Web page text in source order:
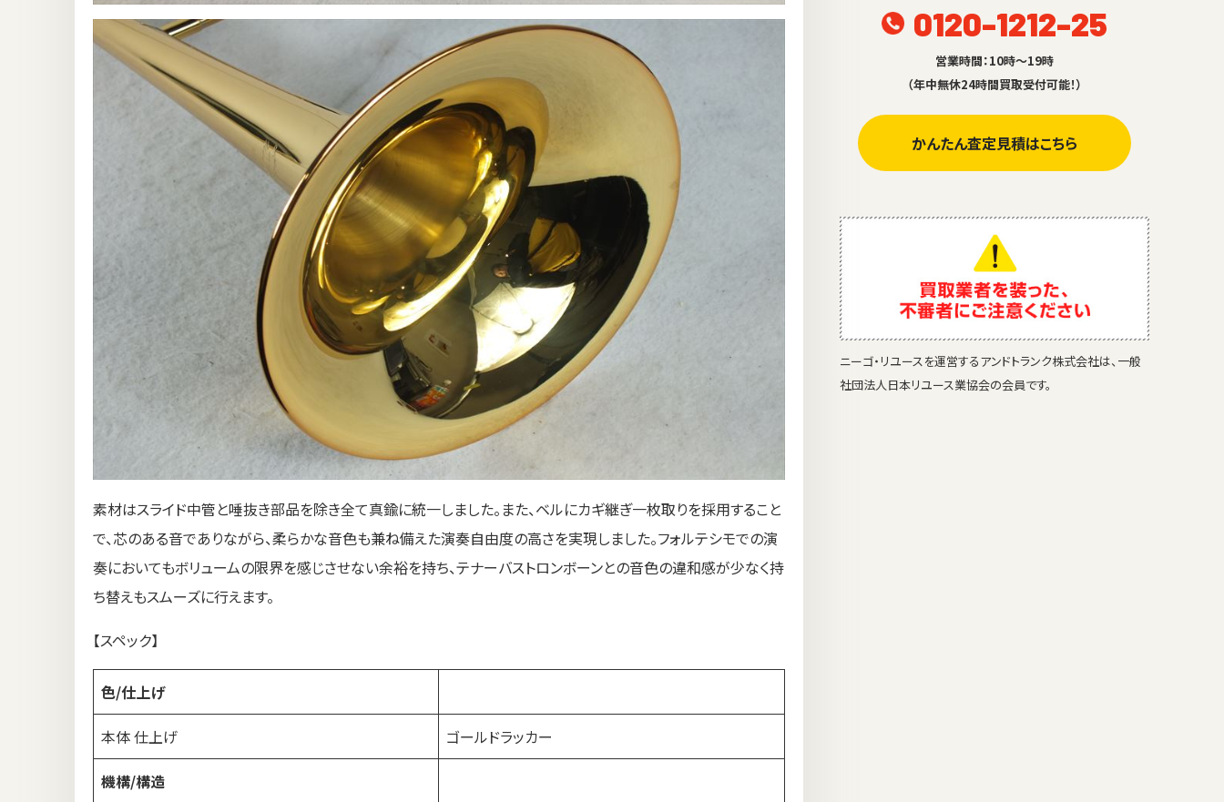
素材はスライド中管と唾抜き部品を除き全て真鍮に統一しました。また、ベルにカギ継ぎ一枚取りを採用すること
で、芯のある音でありながら、柔らかな音色も兼ね備えた演奏自由度の高さを実現しました。フォルテシモでの演
奏においてもボリュームの限界を感じさせない余裕を持ち、テナーバストロンボーンとの音色の違和感が少なく持
ち替えもスムーズに行えます。
【スペック】
色/仕上げ
本体 仕上げ ゴールドラッカー
機構/構造
0120-1212-25
営業時間：10時～19時
（年中無休24時間買取受付可能！）
かんたん査定見積はこちら
ニーゴ・リユースを運営するアンドトランク株式会社は、一般
社団法人日本リユース業協会の会員です。